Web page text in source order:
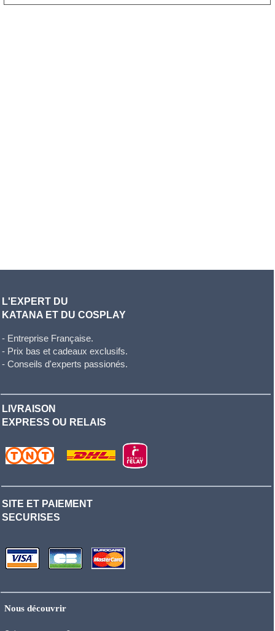
L'EXPERT DU
KATANA ET DU COSPLAY
- Entreprise Française.
- Prix bas et cadeaux exclusifs.
- Conseils d'experts passionés.
LIVRAISON
EXPRESS OU RELAIS
SITE ET PAIEMENT
SECURISES
Nous découvrir